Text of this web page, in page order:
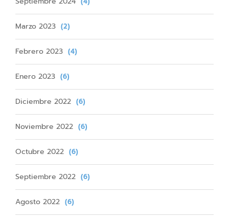
Marzo 2023 (2)
Febrero 2023 (4)
Enero 2023 (6)
Diciembre 2022 (6)
Noviembre 2022 (6)
Octubre 2022 (6)
Septiembre 2022 (6)
Agosto 2022 (6)